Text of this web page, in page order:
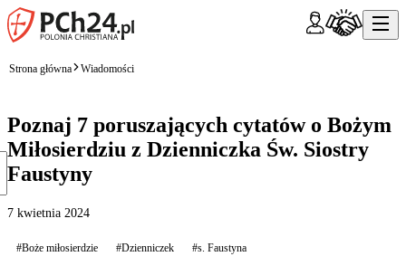
Strona główna Wiadomości
Poznaj 7 poruszających cytatów o Bożym
Miłosierdziu z Dzienniczka Św. Siostry
Faustyny
7 kwietnia 2024
#Boże miłosierdzie #Dzienniczek #s. Faustyna